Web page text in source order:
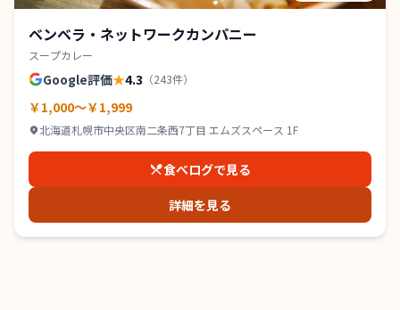
ベンベラ・ネットワークカンパニー
スープカレー
Google評価★4.3 （243件）
￥1,000～￥1,999
北海道札幌市中央区南二条西7丁目 エムズスペース 1F
食べログで見る
詳細を見る